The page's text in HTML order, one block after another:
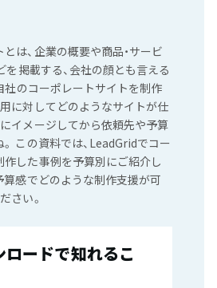
は、企業の概要や商品・サービ
を掲載する、会社の顔とも言える
社のコーポレートサイトを制作
に対してどのようなサイトが仕
イメージしてから依頼先や予算
この資料では、LeadGridでコー
した事例を予算別にご紹介し
算感でどのような制作支援が可
さい。
ードで知れるこ